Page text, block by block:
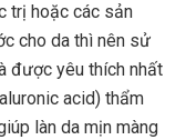
trị hoặc các sản
cho da thì nên sử
được yêu thích nhất
acid) thẩm
làn da mịn màng